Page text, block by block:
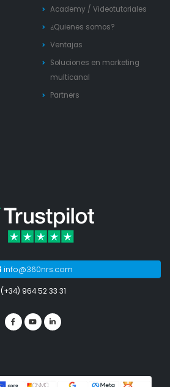
Academy / Videotutoriales
¿Quienes somos?
Ventajas
Soluciones en marketing
multicanal
Partners
info@360nrs.com
(+34) 964 52 33 31